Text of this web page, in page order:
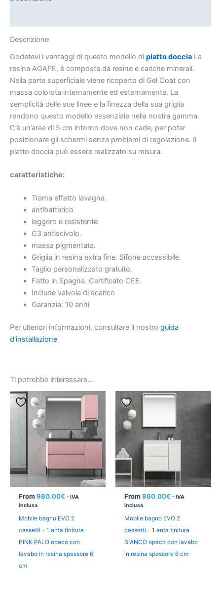
Descrizione
Godetevi i vantaggi di questo modello di piatto doccia La
resina AGAPE, è composta da resine e cariche minerali.
Nella parte superficiale viene ricoperto di Gel Coat con
massa colorata internamente ed esternamente. La
semplicità delle sue linee e la finezza della sua griglia
rendono questo modello essenziale nella nostra gamma.
C’è un’area di 5 cm intorno dove non cade, per poter
posizionare gli schermi senza problemi di regolazione. Il
piatto doccia può essere realizzato su misura.
caratteristiche:
Trama effetto lavagna.
antibatterico
leggero e resistente
C3 antiscivolo.
massa pigmentata.
Griglia in resina extra fine. Sifone accessibile.
Taglio personalizzato gratuito.
Fatto in Spagna. Certificato CEE.
Include valvola di scarico
Garanzia: 10 anni
Per ulteriori informazioni, consultare il nostro guida
d’installazione
Ti potrebbe interessare…
From 980.00€ - IVA
inclusa
Mobile bagno EVO 2
cassetti – 1 anta finitura
PINK PALO opaco con
lavabo in resina spessore 6
cm
From 980.00€ - IVA
inclusa
Mobile bagno EVO 2
cassetti – 1 anta finitura
BIANCO opaco con lavabo
in resina spessore 6 cm